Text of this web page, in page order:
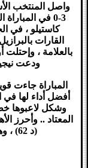
واصل المنتخب
3-0 في المباراة التي أقيمت بينهما ب
كاستيلو ، في
القارات
ودعت
المباراة جاءت
أفضل أداء لها في
وشكل لاعبوها
(د 62) ، وهو الهدف الخامس له في البطولة .